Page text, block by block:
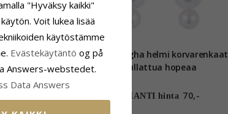
korvarenkaat
hopeaa
Nava Megha helmi korvarenkaat
kullattua hopeaa
CHANTI hinta 70,-
"Hyväksy kaikki"
Voit lukea lisää
käytöstämme
Evästekäytäntö og på
Answers-webstedet.
Data Answers